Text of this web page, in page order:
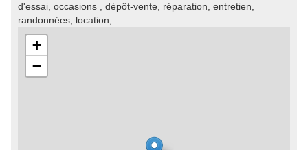
d'essai, occasions , dépôt-vente, réparation, entretien,
randonnées, location, ...
+
−